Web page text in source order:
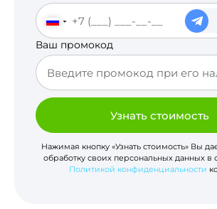
Ваш промокод
Узнать стоимость
Нажимая кнопку «Узнать стоимость» Вы
обработку своих персональных данных в
Политикой конфиденциальности